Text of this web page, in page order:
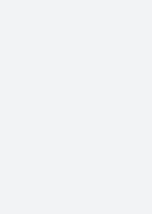
redes
Euskadi